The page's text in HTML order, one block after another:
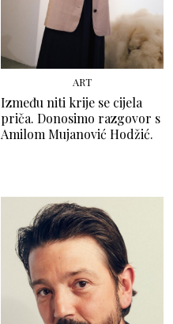
ART
Između niti krije se cijela
priča. Donosimo razgovor s
Amilom Mujanović Hodžić.